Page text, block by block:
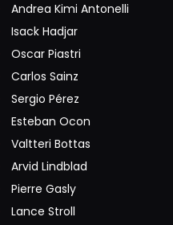
Andrea Kimi Antonelli
Isack Hadjar
Oscar Piastri
Carlos Sainz
Sergio Pérez
Esteban Ocon
Valtteri Bottas
Arvid Lindblad
Pierre Gasly
Lance Stroll